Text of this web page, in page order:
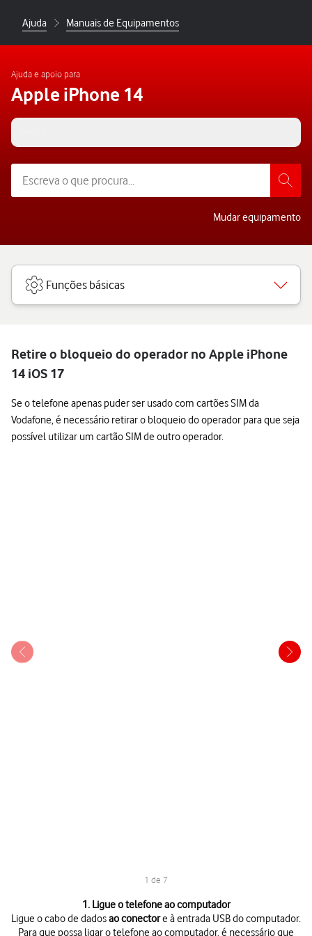
Ajuda Manuais de Equipamentos
Ajuda e apoio para
Apple iPhone 14
Mudar equipamento
Funções básicas
Retire o bloqueio do operador no Apple iPhone
14 iOS 17
Se o telefone apenas puder ser usado com cartões SIM da
Vodafone, é necessário retirar o bloqueio do operador para que seja
possível utilizar um cartão SIM de outro operador.
1 de 7
1. Ligue o telefone ao computador
Ligue o cabo de dadosao conectore à entrada USB do computador.
Para que possa ligar o telefone ao computador, é necessário que